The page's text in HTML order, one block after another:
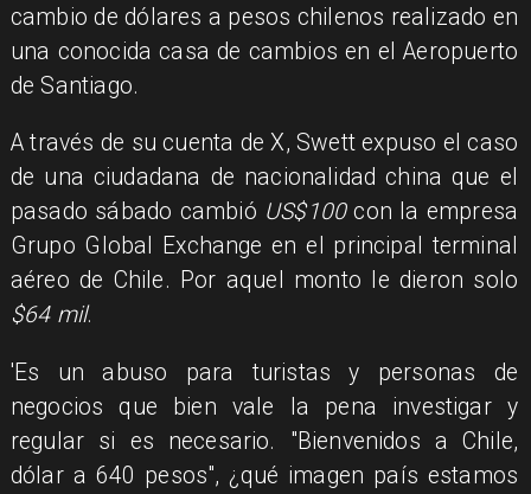
cambio de dólares a pesos chilenos realizado en
una conocida casa de cambios en el Aeropuerto
de Santiago.
A través de su cuenta de X, Swett expuso el caso
de una ciudadana de nacionalidad china que el
pasado sábado cambió US$100con la empresa
Grupo Global Exchange en el principal terminal
aéreo de Chile. Por aquel monto le dieron solo
$64 mil.
'Es un abuso para turistas y personas de
negocios que bien vale la pena investigar y
regular si es necesario. "Bienvenidos a Chile,
dólar a 640 pesos", ¿qué imagen país estamos